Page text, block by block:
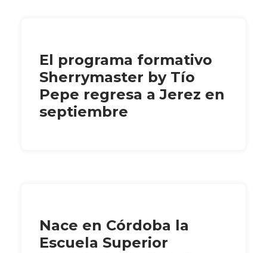
El programa formativo
Sherrymaster by Tío
Pepe regresa a Jerez en
septiembre
Nace en Córdoba la
Escuela Superior